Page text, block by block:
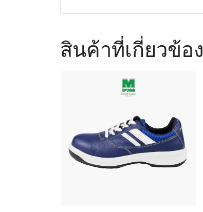
สินค้าที่เกี่ยวข้อง